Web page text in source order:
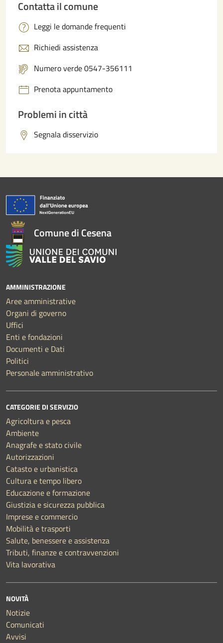
Contatta il comune
Leggi le domande frequenti
Richiedi assistenza
Numero verde 0547-356111
Prenota appuntamento
Problemi in città
Segnala disservizio
Comune di Cesena
AMMINISTRAZIONE
Aree amministrative
Organi di governo
Uffici
Enti e fondazioni
Documenti e Dati
Politici
Personale amministrativo
CATEGORIE DI SERVIZIO
Agricoltura e pesca
Ambiente
Anagrafe e stato civile
Autorizzazioni
Catasto e urbanistica
Cultura e tempo libero
Educazione e formazione
Giustizia e sicurezza pubblica
Imprese e commercio
Mobilità e trasporti
Salute, benessere e assistenza
Tributi, finanze e contravvenzioni
Vita lavorativa
NOVITÀ
Notizie
Comunicati
Avvisi